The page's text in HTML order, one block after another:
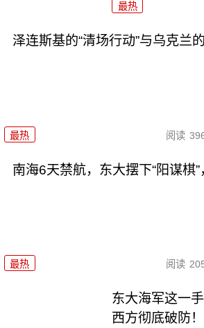
最热
泽连斯基的“清场行动”与乌克兰
最热 阅读
南海6天禁航，东大摆下“阳谋棋”
最热 阅读
东大海军这一
西方彻底破防！